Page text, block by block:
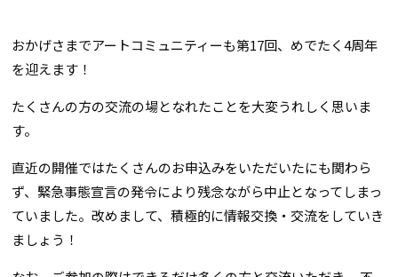
おかげさまでアートコミュニティーも第17回、めでたく4周年
を迎えます！
たくさんの方の交流の場となれたことを大変うれしく思いま
す。
直近の開催ではたくさんのお申込みをいただいたにも関わら
ず、緊急事態宣言の発令により残念ながら中止となってしまっ
ていました。改めまして、積極的に情報交換・交流をしていき
ましょう！